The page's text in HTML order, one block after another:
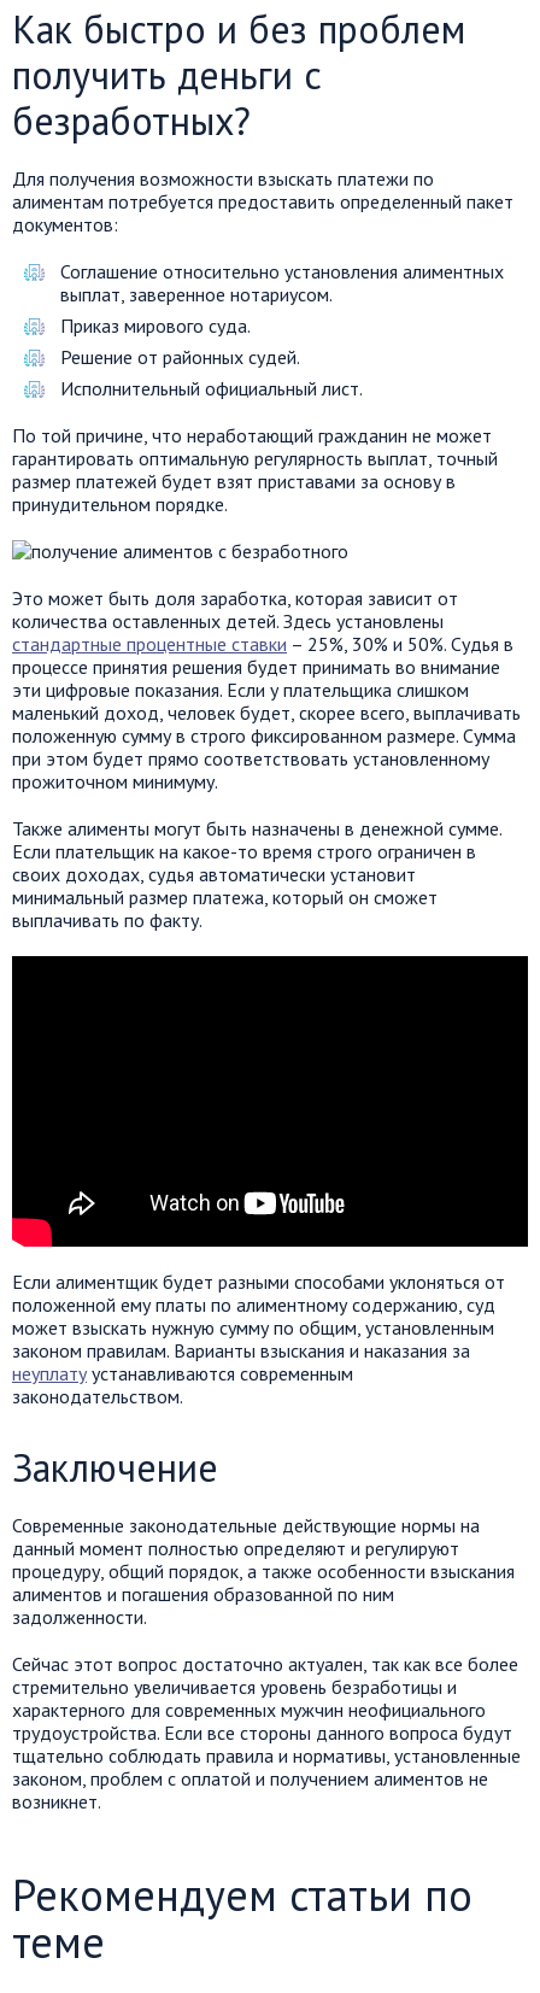
Как быстро и без проблем
получить деньги с
безработных?
Для получения возможности взыскать платежи по
алиментам потребуется предоставить определенный пакет
документов:
Соглашение относительно установления алиментных
выплат, заверенное нотариусом.
Приказ мирового суда.
Решение от районных судей.
Исполнительный официальный лист.
По той причине, что неработающий гражданин не может
гарантировать оптимальную регулярность выплат, точный
размер платежей будет взят приставами за основу в
принудительном порядке.
Это может быть доля заработка, которая зависит от
количества оставленных детей. Здесь установлены
стандартные процентные ставки – 25%, 30% и 50%. Судья в
процессе принятия решения будет принимать во внимание
эти цифровые показания. Если у плательщика слишком
маленький доход, человек будет, скорее всего, выплачивать
положенную сумму в строго фиксированном размере. Сумма
при этом будет прямо соответствовать установленному
прожиточном минимуму.
Также алименты могут быть назначены в денежной сумме.
Если плательщик на какое-то время строго ограничен в
своих доходах, судья автоматически установит
минимальный размер платежа, который он сможет
выплачивать по факту.
Если алиментщик будет разными способами уклоняться от
положенной ему платы по алиментному содержанию, суд
может взыскать нужную сумму по общим, установленным
законом правилам. Варианты взыскания и наказания за
неуплатуустанавливаются современным
законодательством.
Заключение
Современные законодательные действующие нормы на
данный момент полностью определяют и регулируют
процедуру, общий порядок, а также особенности взыскания
алиментов и погашения образованной по ним
задолженности.
Сейчас этот вопрос достаточно актуален, так как все более
стремительно увеличивается уровень безработицы и
характерного для современных мужчин неофициального
трудоустройства. Если все стороны данного вопроса будут
тщательно соблюдать правила и нормативы, установленные
законом, проблем с оплатой и получением алиментов не
возникнет.
Рекомендуем статьи по
теме